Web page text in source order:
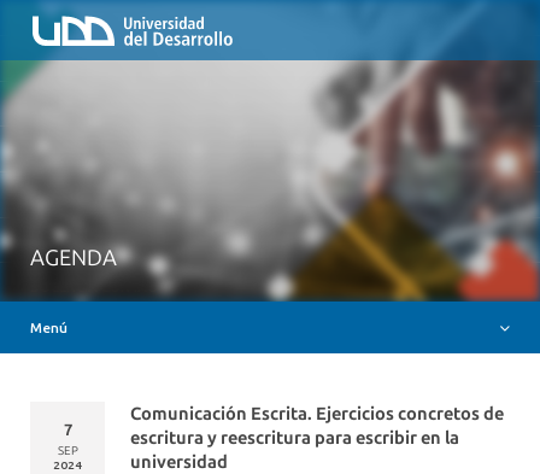
AGENDA
Menú
Inicio
QUIÉNES SOMOS
MESA AYUDA CANVAS
INSIGNIAS DIGITALES
Comunicación Escrita. Ejercicios concretos de
escritura y reescritura para escribir en la
universidad
7
SEP
2024